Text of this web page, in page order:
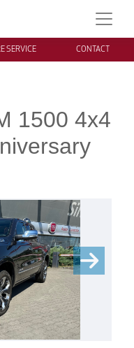
SERVICE CONTACT
1500 4x4